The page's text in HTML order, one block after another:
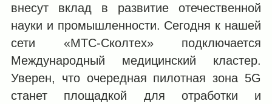
внесут вклад в развитие отечественной
науки и промышленности. Сегодня к нашей
сети «МТС-Сколтех» подключается
Международный медицинский кластер.
Уверен, что очередная пилотная зона 5G
станет площадкой для отработки и